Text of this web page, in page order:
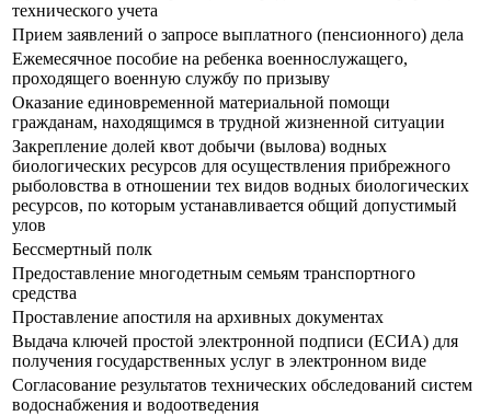
технического учета
Прием заявлений о запросе выплатного (пенсионного) дела
Ежемесячное пособие на ребенка военнослужащего,
проходящего военную службу по призыву
Оказание единовременной материальной помощи
гражданам, находящимся в трудной жизненной ситуации
Закрепление долей квот добычи (вылова) водных
биологических ресурсов для осуществления прибрежного
рыболовства в отношении тех видов водных биологических
ресурсов, по которым устанавливается общий допустимый
улов
Бессмертный полк
Предоставление многодетным семьям транспортного
средства
Проставление апостиля на архивных документах
Выдача ключей простой электронной подписи (ЕСИА) для
получения государственных услуг в электронном виде
Согласование результатов технических обследований систем
водоснабжения и водоотведения